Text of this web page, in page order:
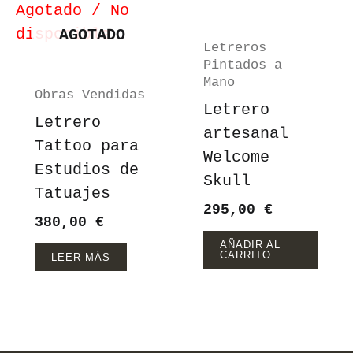
AGOTADO
Agotado / No
disponible
Obras Vendidas
Letrero
Tattoo para
Estudios de
Tatuajes
380,00 €
LEER MÁS
Letreros
Pintados a
Mano
Letrero
artesanal
Welcome
Skull
295,00 €
AÑADIR AL
CARRITO